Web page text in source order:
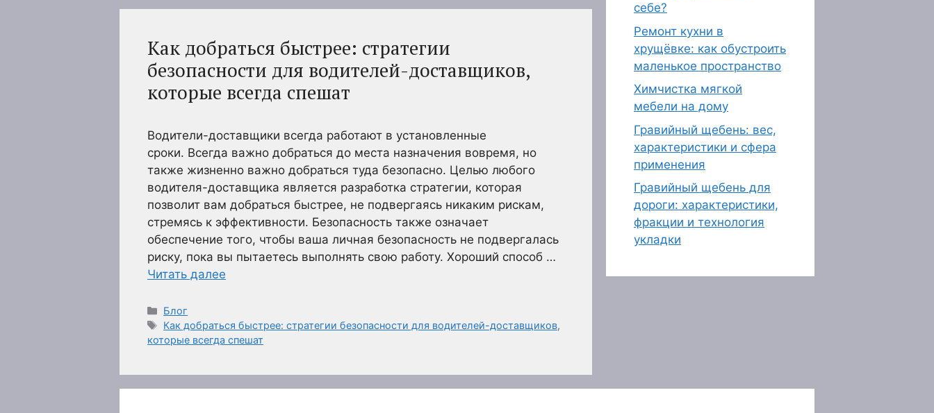
Как добраться быстрее: стратегии
безопасности для водителей-доставщиков,
которые всегда спешат
Водители-доставщики всегда работают в установленные
сроки. Всегда важно добраться до места назначения вовремя, но
также жизненно важно добраться туда безопасно. Целью любого
водителя-доставщика является разработка стратегии, которая
позволит вам добраться быстрее, не подвергаясь никаким рискам,
стремясь к эффективности. Безопасность также означает
обеспечение того, чтобы ваша личная безопасность не подвергалась
риску, пока вы пытаетесь выполнять свою работу. Хороший способ …
Читать далее
Рубрики
Блог
Метки
Как добраться быстрее: стратегии безопасности для водителей-доставщиков,
которые всегда спешат
себе?
Ремонт кухни в
хрущёвке: как обустроить
маленькое пространство
Химчистка мягкой
мебели на дому
Гравийный щебень: вес,
характеристики и сфера
применения
Гравийный щебень для
дороги: характеристики,
фракции и технология
укладки